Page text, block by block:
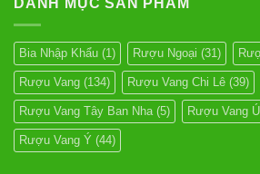
Hướng
Rượu
Vang
Đúng
Cách
Bia Nhập Khẩu (1) Rượu Ngoại (31)
Rượu Vang (134) Rượu Vang Chi Lê (39)
Rượu Vang Tây Ban Nha(5) Rượu Vang
Rượu Vang Ý (44)